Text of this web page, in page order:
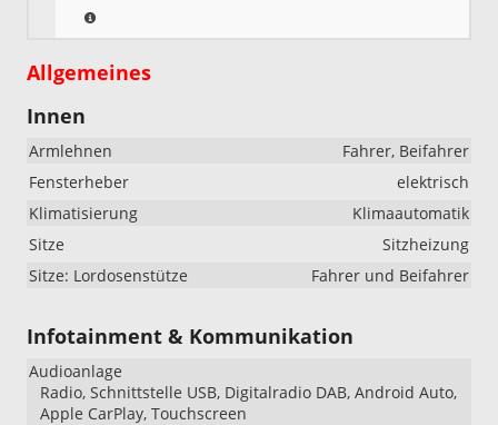
Allgemeines
Innen
Armlehnen
Fahrer, Beifahrer
Fensterheber
elektrisch
Klimatisierung
Klimaautomatik
Sitze
Sitzheizung
Sitze: Lordosenstütze
Fahrer und Beifahrer
Infotainment & Kommunikation
Audioanlage
Radio, Schnittstelle USB, Digitalradio DAB, Android Auto,
Apple CarPlay, Touchscreen